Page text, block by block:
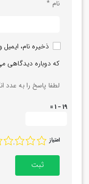
نام *
ذخیره نام،
که دوباره دیدگاهی
لطفا پاسخ را به عدد
19 − 1 =
امتیاز 5 4 3 2 1